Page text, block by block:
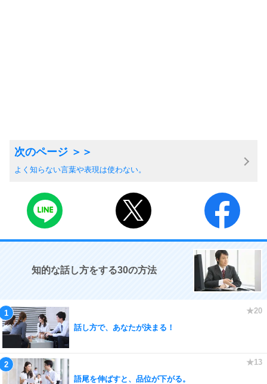
よく知らない言葉や表現は使わない。
知的な話し方をする30の方法
話し方で、あなたが決まる！
語尾を伸ばすと、品位が下がる。